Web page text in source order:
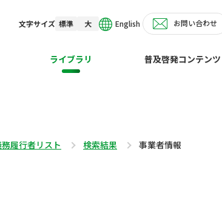
文字サイズ 標準 大 English お問い合わせ
ライブラリ 普及啓発コンテンツ
務履行者リスト 検索結果 事業者情報